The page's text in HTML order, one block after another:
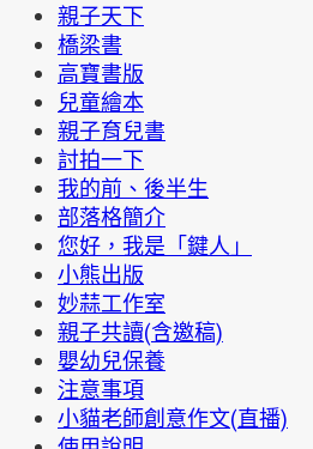
親子天下
橋梁書
高寶書版
兒童繪本
親子育兒書
討拍一下
我的前、後半生
部落格簡介
您好，我是「鍵人」
小熊出版
妙蒜工作室
親子共讀(含邀稿)
嬰幼兒保養
注意事項
小貓老師創意作文(直播)